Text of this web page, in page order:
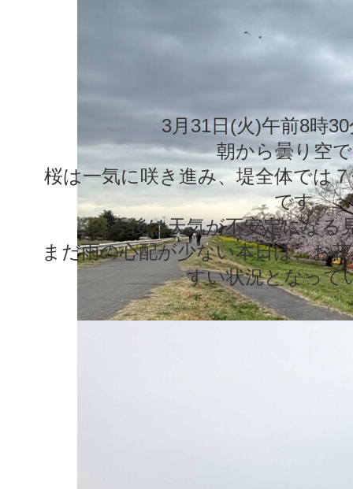
3月31日(火)午前8時
朝から曇り空
桜は一気に咲き進み、堤全体では
です。
今後は天気が不安定になる
まだ雨の心配が少ない本日は、お
すい状況となって